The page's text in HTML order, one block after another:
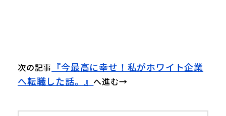
次の記事『今最高に幸せ！私がホワイト企業
へ転職した話。』へ進む→